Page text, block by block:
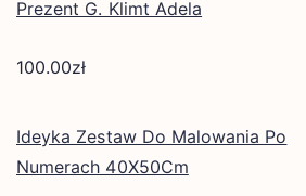
Prezent G. Klimt Adela
100.00zł
Ideyka Zestaw Do Malowania Po
Numerach 40X50Cm